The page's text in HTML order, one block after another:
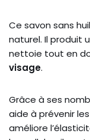
Ce savon sans
naturel. Il produit
nettoie tout en
visage.
Grâce à ses
aide à prévenir
améliore